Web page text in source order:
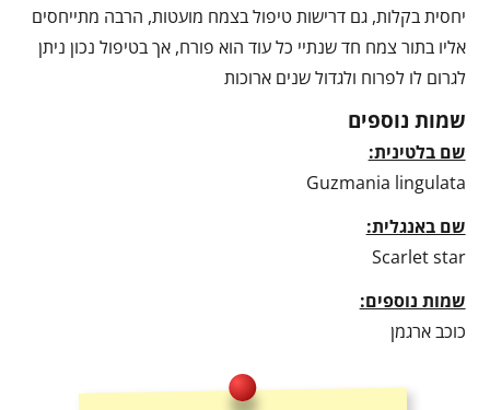
יחסית בקלות, גם דרישות טיפול בצמח מועטות, הרבה מתייחסים
אליו בתור צמח חד שנתיי כל עוד הוא פורח, אך בטיפול נכון ניתן
לגרום לו לפרוח ולגדול שנים ארוכות
שמות נוספים
שם בלטינית:
Guzmania lingulata
שם באנגלית:
Scarlet star
שמות נוספים:
כוכב ארגמן